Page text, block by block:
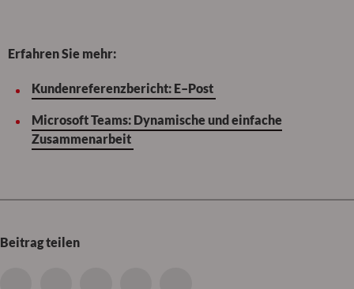
Erfahren Sie mehr:
Kundenreferenzbericht: E–Post
Microsoft Teams: Dynamische und einfache
Zusammenarbeit
Beitrag teilen